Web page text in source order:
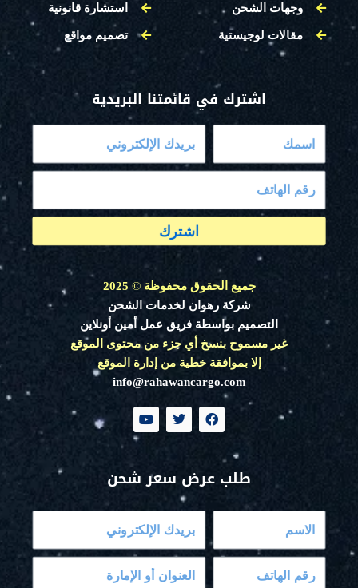
وجهات الشحن
مقالات لوجيستية
استشارة قانونية
تصميم مواقع
اشترك في قائمتنا البريدية
اشترك
جميع الحقوق محفوظة©
2025
شركة رهوان لخدمات الشحن
التصميم بواسطة فريق عمل أمين أونلاين
غير مسموح بنسخ أي جزء من محتوى الموقع
إلا بموافقة خطية من إدارة الموقع
info@rahawancargo.com
F
a
o
o
T
w
e
Y
o
b
e
طلب عرض سعر شحن